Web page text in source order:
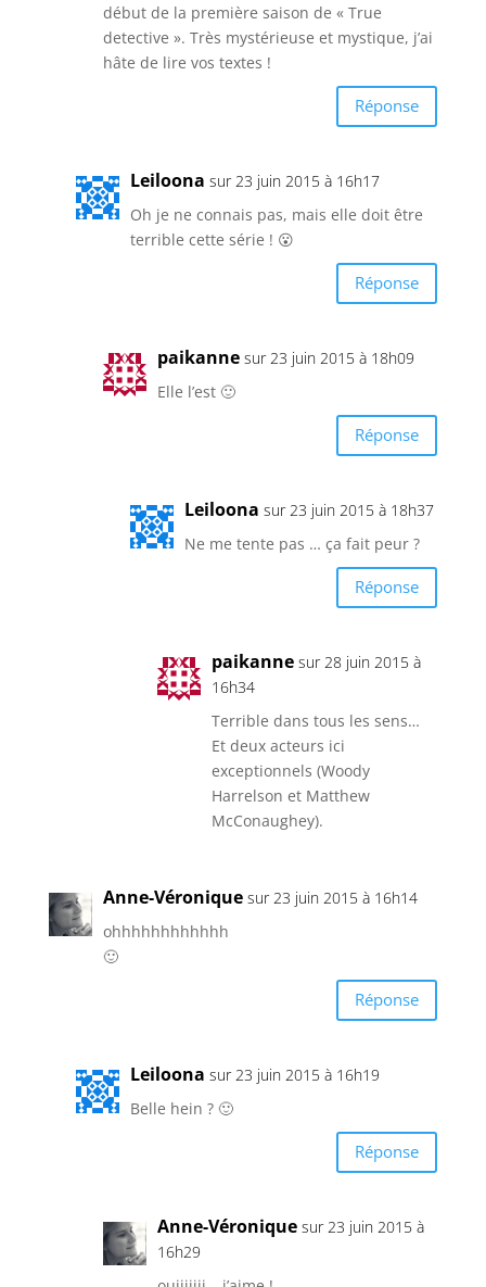
début de la première saison de « True
detective ». Très mystérieuse et mystique, j’ai
hâte de lire vos textes !
Réponse
Leiloona sur 23 juin 2015 à 16h17
Oh je ne connais pas, mais elle doit être
terrible cette série ! 😮
Réponse
paikanne sur 23 juin 2015 à 18h09
Elle l’est 🙂
Réponse
Leiloona sur 23 juin 2015 à 18h37
Ne me tente pas … ça fait peur ?
Réponse
paikanne sur 28 juin 2015 à
16h34
Terrible dans tous les sens…
Et deux acteurs ici
exceptionnels (Woody
Harrelson et Matthew
McConaughey).
Anne-Véronique sur 23 juin 2015 à 16h14
ohhhhhhhhhhhh
🙂
Réponse
Leiloona sur 23 juin 2015 à 16h19
Belle hein ? 🙂
Réponse
Anne-Véronique sur 23 juin 2015 à
16h29